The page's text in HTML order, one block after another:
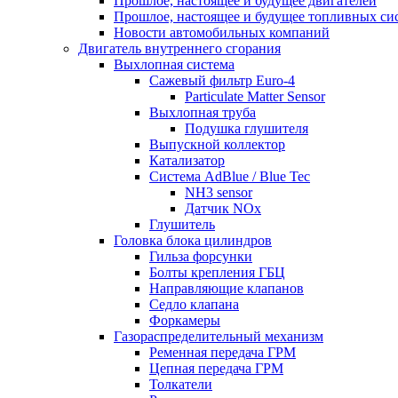
Прошлое, настоящее и будущее топливных
Новости автомобильных компаний
Двигатель внутреннего сгорания
Выхлопная система
Сажевый фильтр Euro-4
Particulate Matter Sensor
Выхлопная труба
Подушка глушителя
Выпускной коллектор
Катализатор
Система AdBlue / Blue Tec
NH3 sensor
Датчик NOx
Глушитель
Головка блока цилиндров
Гильза форсунки
Болты крепления ГБЦ
Направляющие клапанов
Седло клапана
Форкамеры
Газораспределительный механизм
Ременная передача ГРМ
Цепная передача ГРМ
Толкатели